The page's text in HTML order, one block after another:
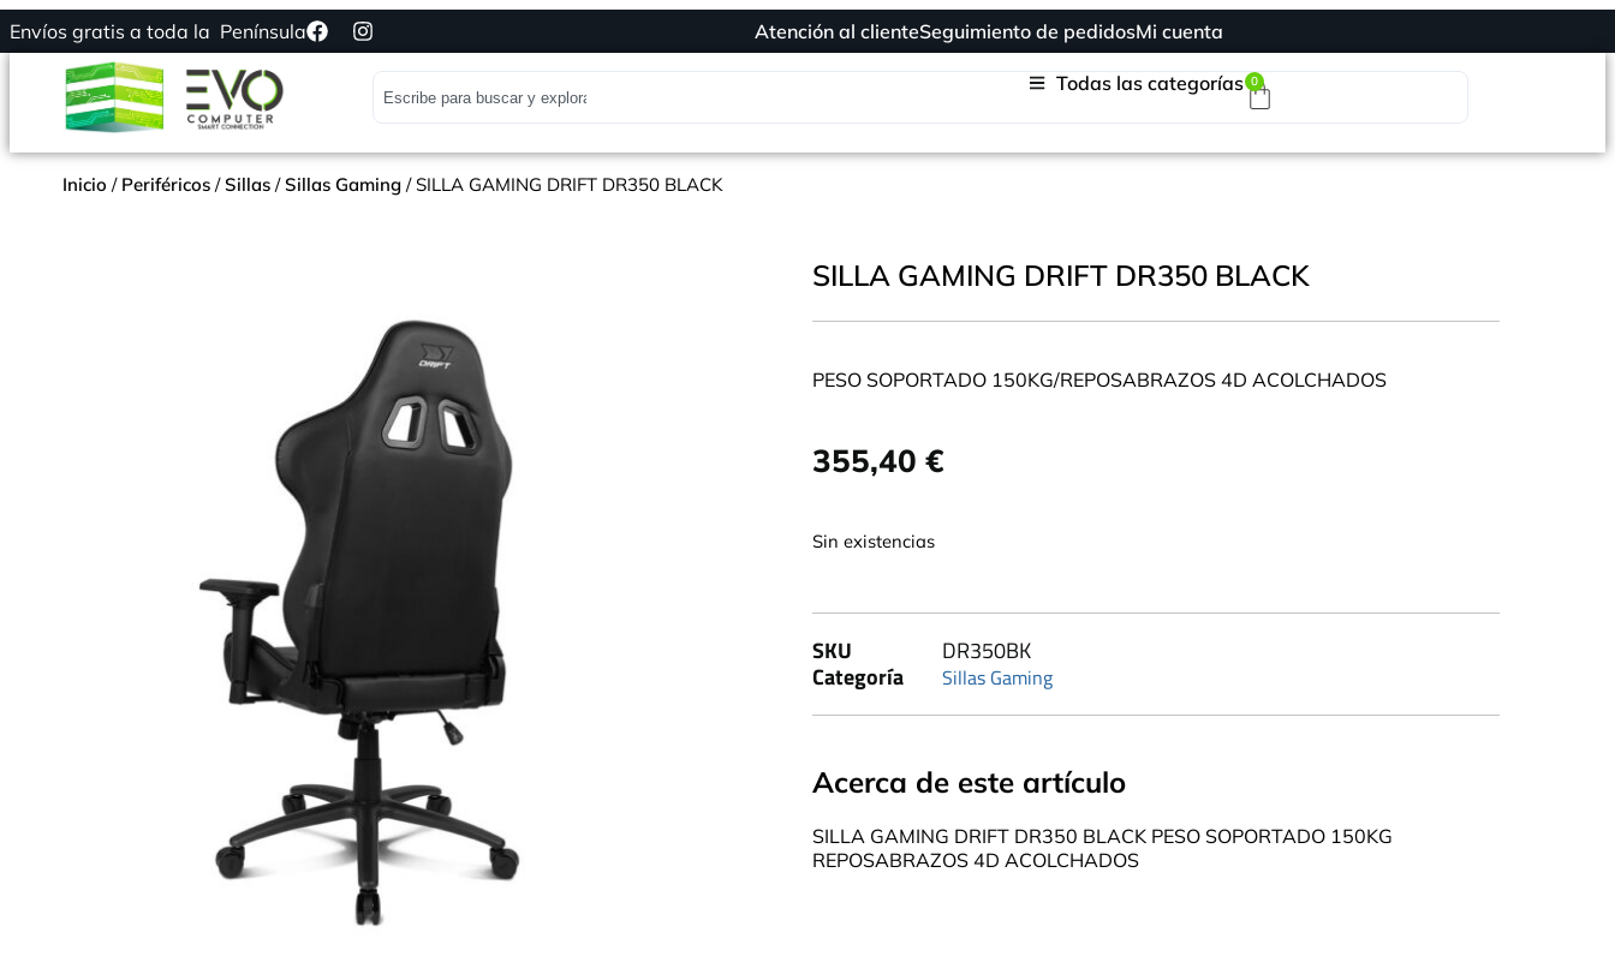
Envíos gratis a toda la Península Atención al clienteSeguimiento de pedidosMi cuenta
Todas las categorías 0
Inicio / Periféricos /Sillas /Sillas Gaming / SILLA GAMING DRIFT DR350 BLACK
SILLA GAMING DRIFT DR350 BLACK
PESO SOPORTADO 150KG/REPOSABRAZOS 4D ACOLCHADOS
355,40 €
Sin existencias
SKU
DR350BK
Categoría
Sillas Gaming
Acerca de este artículo
SILLA GAMING DRIFT DR350 BLACK PESO SOPORTADO 150KG
REPOSABRAZOS 4D ACOLCHADOS